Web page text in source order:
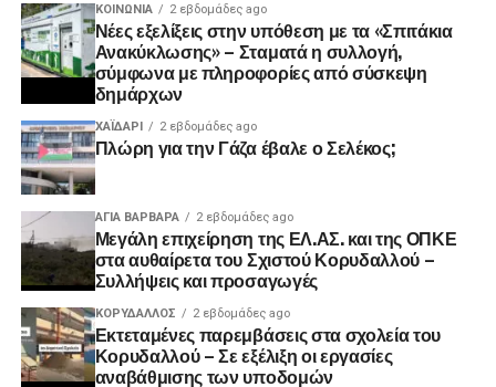
ΚΟΙΝΩΝΊΑ 2 εβδομάδες ago
Νέες εξελίξεις στην υπόθεση με τα «Σπιτάκια
Ανακύκλωσης» – Σταματά η συλλογή,
σύμφωνα με πληροφορίες από σύσκεψη
δημάρχων
ΧΑΪΔΑΡΙ 2 εβδομάδες ago
Πλώρη για την Γάζα έβαλε ο Σελέκος;
ΑΓΙΑ ΒΑΡΒΑΡΑ 2 εβδομάδες ago
Μεγάλη επιχείρηση της ΕΛ.ΑΣ. και της ΟΠΚΕ
στα αυθαίρετα του Σχιστού Κορυδαλλού –
Συλλήψεις και προσαγωγές
ΚΟΡΥΔΑΛΛΟΣ 2 εβδομάδες ago
Εκτεταμένες παρεμβάσεις στα σχολεία του
Κορυδαλλού – Σε εξέλιξη οι εργασίες
αναβάθμισης των υποδομών